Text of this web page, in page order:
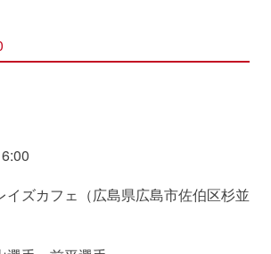
イズカフェ（広島県広島市佐伯区杉並